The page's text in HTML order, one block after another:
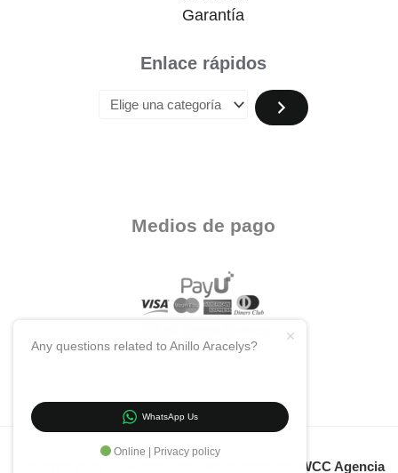
Garantía
Enlace rápidos
Medios de pago
WCC Agencia
Any questions related to Anillo Aracelys?
WhatsApp Us
Online | Privacy policy